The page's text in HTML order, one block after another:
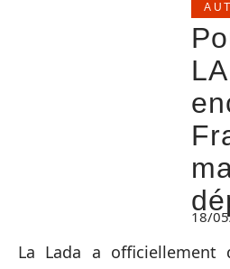
18/
La Lada a officiellement